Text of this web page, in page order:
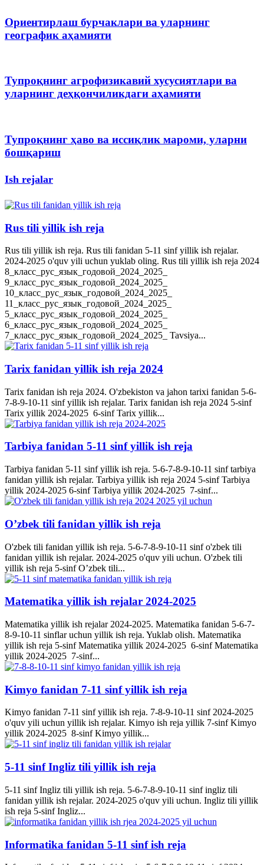
Ориентирлаш бурчаклари ва уларнинг
географик аҳамияти
Тупроқнинг агрофизикавий хусусиятлари ва
уларнинг деҳқончиликдаги аҳамияти
Тупроқнинг ҳаво ва иссиқлик мароми, уларни
бошқариш
Ish rejalar
Rus tili yillik ish reja
Rus tili yillik ish reja. Rus tili fanidan 5-11 sinf yillik ish rejalar.
2024-2025 o'quv yili uchun yuklab oling. Rus tili yillik ish reja 2024
8_класс_рус_язык_годовой_2024_2025_
9_класс_рус_язык_годовой_2024_2025_
10_класс_рус_язык_годовой_2024_2025_
11_класс_рус_язык_годовой_2024_2025_
5_класс_рус_язык_годовой_2024_2025_
6_класс_рус_язык_годовой_2024_2025_
7_класс_рус_язык_годовой_2024_2025_ Tavsiya...
Tarix fanidan yillik ish reja 2024
Tarix fanidan ish reja 2024. O'zbekiston va jahon tarixi fanidan 5-6-
7-8-9-10-11 sinf yillik ish rejalar. Tarix fanidan ish reja 2024 5-sinf
Tarix yillik 2024-2025 6-sinf Tarix yillik...
Tarbiya fanidan 5-11 sinf yillik ish reja
Tarbiya fanidan 5-11 sinf yillik ish reja. 5-6-7-8-9-10-11 sinf tarbiya
fanidan yillik ish rejalar. Tarbiya yillik ish reja 2024 5-sinf Tarbiya
yillik 2024-2025 6-sinf Tarbiya yillik 2024-2025 7-sinf...
O’zbek tili fanidan yillik ish reja
O'zbek tili fanidan yillik ish reja. 5-6-7-8-9-10-11 sinf o'zbek tili
fanidan yillik ish rejalar. 2024-2025 o'quv yili uchun. O'zbek tili
yillik ish reja 5-sinf O’zbek tili...
Matematika yillik ish rejalar 2024-2025
Matematika yillik ish rejalar 2024-2025. Matematika fanidan 5-6-7-
8-9-10-11 sinflar uchun yillik ish reja. Yuklab olish. Matematika
yillik ish reja 5-sinf Matematika yillik 2024-2025 6-sinf Matematika
yillik 2024-2025 7-sinf...
Kimyo fanidan 7-11 sinf yillik ish reja
Kimyo fanidan 7-11 sinf yillik ish reja. 7-8-9-10-11 sinf 2024-2025
o'quv yili uchun yillik ish rejalar. Kimyo ish reja yillik 7-sinf Kimyo
yillik 2024-2025 8-sinf Kimyo yillik...
5-11 sinf Ingliz tili yillik ish reja
5-11 sinf Ingliz tili yillik ish reja. 5-6-7-8-9-10-11 sinf ingliz tili
fanidan yillik ish rejalar. 2024-2025 o'quv yili uchun. Ingliz tili yillik
ish reja 5-sinf Ingliz...
Informatika fanidan 5-11 sinf ish reja